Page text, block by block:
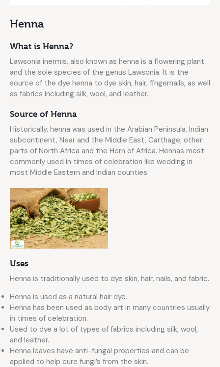
Henna
What is Henna?
Lawsonia inermis, also known as henna is a flowering plant
and the sole species of the genus Lawsonia. It is the
source of the dye henna to dye skin, hair, fingernails, as well
as fabrics including silk, wool, and leather.
Source of Henna
Historically, henna was used in the Arabian Peninsula, Indian
subcontinent, Near and the Middle East, Carthage, other
parts of North Africa and the Horn of Africa. Hennas most
commonly used in times of celebration like wedding in
most Middle Eastern and Indian counties.
Uses
Henna is traditionally used to dye skin, hair, nails, and fabric.
Henna is used as a natural hair dye.
Henna has been used as body art in many countries usually
in times of celebration.
Used to dye a lot of types of fabrics including silk, wool,
and leather.
Henna leaves have anti-fungal properties and can be
applied to help cure fungi’s from the skin.